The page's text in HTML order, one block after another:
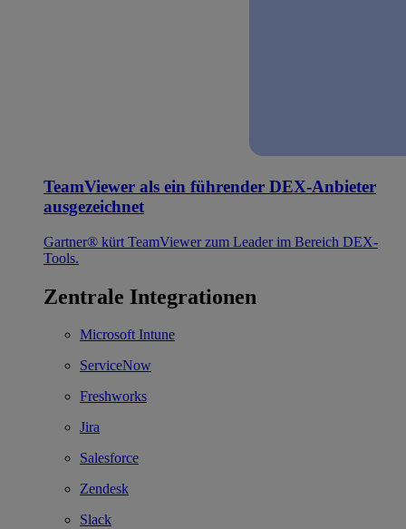
TeamViewer als ein führender DEX-Anbieter
ausgezeichnet
Gartner® kürt TeamViewer zum Leader im Bereich DEX-
Tools.
Zentrale Integrationen
Microsoft Intune
ServiceNow
Freshworks
Jira
Salesforce
Zendesk
Slack